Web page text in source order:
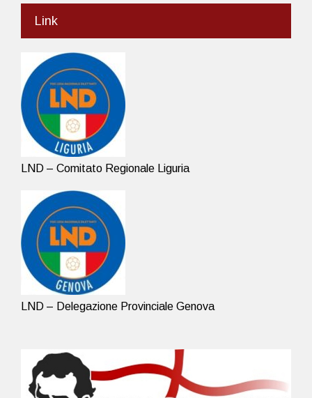
Link
LND – Comitato Regionale Liguria
LND – Delegazione Provinciale Genova